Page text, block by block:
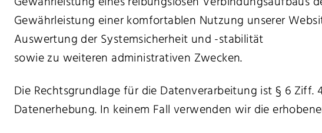
Gewährleistung einer komfortablen Nutzung unserer
Auswertung der Systemsicherheit und -stabilität
sowie zu weiteren administrativen Zwecken.
Die Rechtsgrundlage für die Datenverarbeitung ist § 6
Datenerhebung. In keinem Fall verwenden wir die